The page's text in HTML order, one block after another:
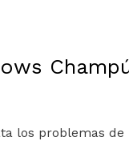
los problemas